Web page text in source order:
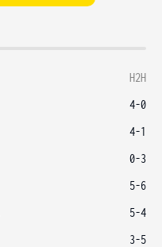
H2H
4-0
4-1
0-3
5-6
5-4
3-5